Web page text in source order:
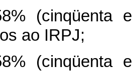
(cinqüenta
ao IRPJ;
(cinqüenta